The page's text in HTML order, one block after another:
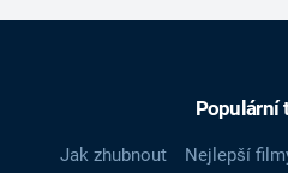
Populární
Jak zhubnout Nejlepší